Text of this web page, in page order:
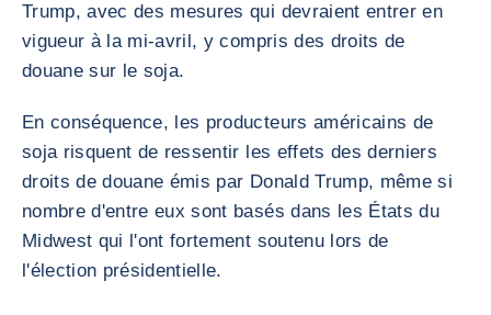
Trump, avec des mesures qui devraient entrer en
vigueur à la mi-avril, y compris des droits de
douane sur le soja.
En conséquence, les producteurs américains de
soja risquent de ressentir les effets des derniers
droits de douane émis par Donald Trump, même si
nombre d'entre eux sont basés dans les États du
Midwest qui l'ont fortement soutenu lors de
l'élection présidentielle.